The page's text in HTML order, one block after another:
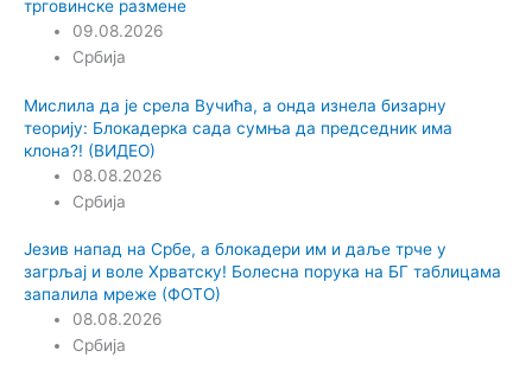
трговинске размене
09.08.2026
Србија
Мислила да је срела Вучића, а онда изнела бизарну
теорију: Блокадерка сада сумња да председник има
клона?! (ВИДЕО)
08.08.2026
Србија
Језив напад на Србе, а блокадери им и даље трче у
загрљај и воле Хрватску! Болесна порука на БГ таблицама
запалила мреже (ФОТО)
08.08.2026
Србија